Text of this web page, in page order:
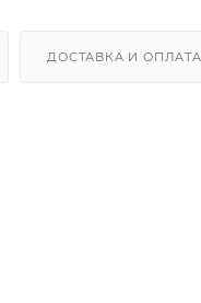
ДОСТАВКА И ОПЛАТА